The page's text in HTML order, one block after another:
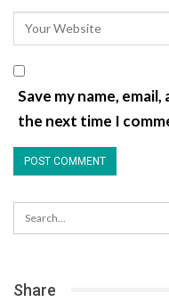
Save my name,
the next time I
Share